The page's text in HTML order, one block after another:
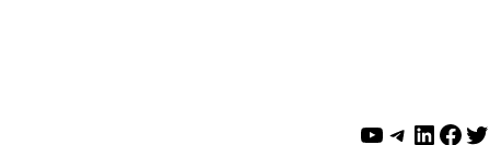
تويترفيسبوك
لينكد إن تيليجرام
يوتيوب